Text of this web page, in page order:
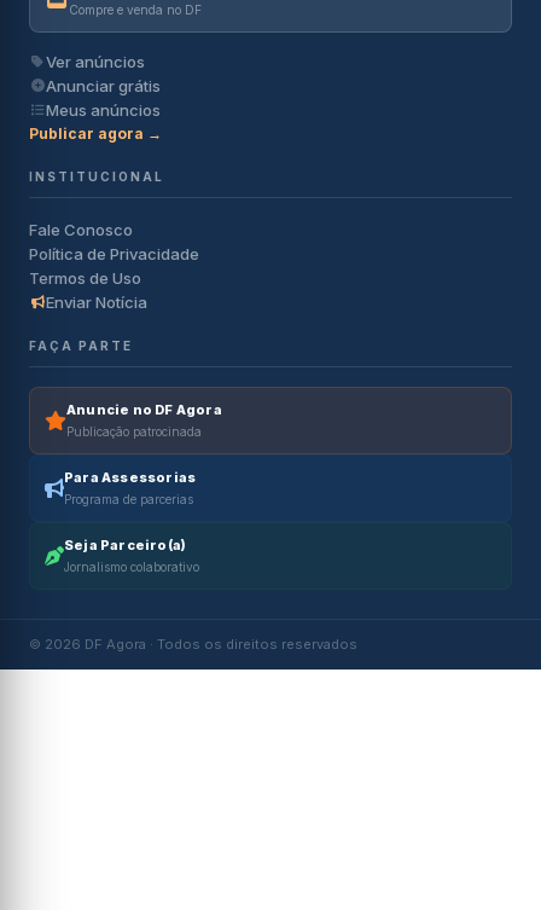
Compre e venda no DF
Ver anúncios
Anunciar grátis
Meus anúncios
Publicar agora →
INSTITUCIONAL
Fale Conosco
Política de Privacidade
Termos de Uso
Enviar Notícia
FAÇA PARTE
Anuncie no DF Agora
Publicação patrocinada
Para Assessorias
Programa de parcerias
Seja Parceiro(a)
Jornalismo colaborativo
© 2026 DF Agora · Todos os direitos reservados